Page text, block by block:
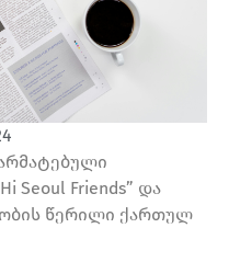
Friends” და
წერილი ქართულ